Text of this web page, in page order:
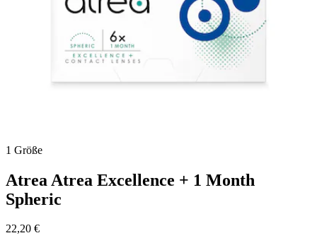
1 Größe
Atrea Atrea Excellence + 1 Month
Spheric
22,20 €